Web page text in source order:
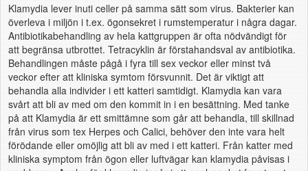
Klamydia lever inuti celler på samma sätt som virus. Bakterier kan
överleva i miljön i t.ex. ögonsekret i rumstemperatur i några dagar.
Antibiotikabehandling av hela kattgruppen är ofta nödvändigt för
att begränsa utbrottet. Tetracyklin är förstahandsval av antibiotika.
Behandlingen måste pågå i fyra till sex veckor eller minst två
veckor efter att kliniska symtom försvunnit. Det är viktigt att
behandla alla individer i ett katteri samtidigt. Klamydia kan vara
svårt att bli av med om den kommit in i en besättning. Med tanke
på att Klamydia är ett smittämne som går att behandla, till skillnad
från virus som tex Herpes och Calici, behöver den inte vara helt
förödande eller omöjlig att bli av med i ett katteri. Från katter med
kliniska symptom från ögon eller luftvägar kan klamydia påvisas i